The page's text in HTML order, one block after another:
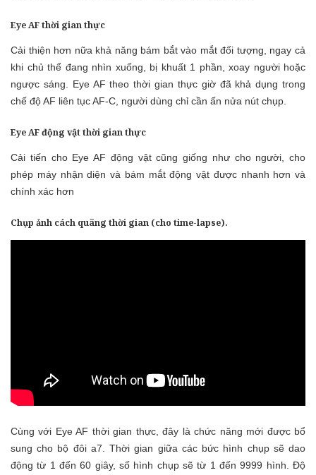
Eye AF thời gian thực
Cải thiện hơn nữa khả năng bám bắt vào mắt đối tượng, ngay cả
khi chủ thể đang nhìn xuống, bị khuất 1 phần, xoay người hoặc
ngược sáng. Eye AF theo thời gian thực giờ đã khả dụng trong
chế độ AF liên tục AF-C, người dùng chỉ cần ấn nửa nút chụp.
Eye AF động vật thời gian thực
Cải tiến cho Eye AF động vật cũng giống như cho người, cho
phép máy nhận diện và bám mắt động vật được nhanh hơn và
chính xác hơn
Chụp ảnh cách quãng thời gian (cho time-lapse).
Cùng với Eye AF thời gian thực, đây là chức năng mới được bổ
sung cho bộ đôi a7. Thời gian giữa các bức hình chụp sẽ dao
động từ 1 đến 60 giây, số hình chụp sẽ từ 1 đến 9999 hình. Độ